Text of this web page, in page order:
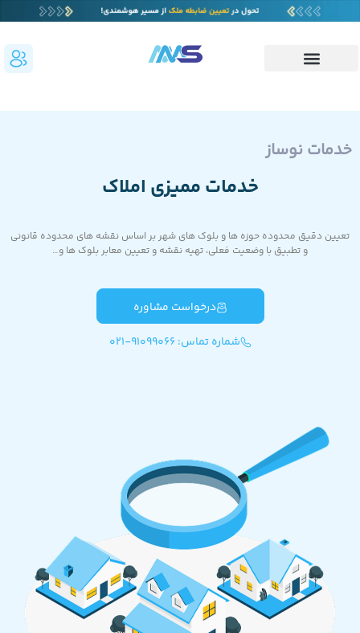
خدمات نوساز
خدمات ممیزی املاک
تعیین دقیق محدوده حوزه ها و بلوک های شهر بر اساس نقشه های محدوده قانونی
و تطبیق با وضعیت فعلی، تهیه نقشه و تعیین معابر بلوک ها و…
درخواست مشاوره
شماره تماس: 91099066-021